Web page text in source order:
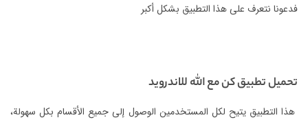
فدعونا نتعرف على هذا التطبيق بشكل أكبر
تحميل تطبيق كن مع الله للاندرويد
هذا التطبيق يتيح لكل المستخدمين الوصول إلى جميع الأقسام بكل سهولة،